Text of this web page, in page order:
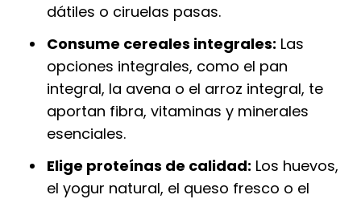
dátiles o ciruelas pasas.
Consume cereales integrales: Las
opciones integrales, como el pan
integral, la avena o el arroz integral, te
aportan fibra, vitaminas y minerales
esenciales.
Elige proteínas de calidad: Los huevos,
el yogur natural, el queso fresco o el